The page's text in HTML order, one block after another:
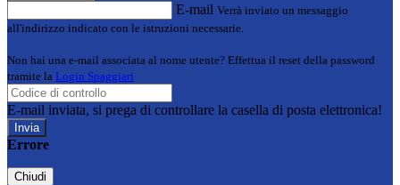
E-mail Verrà inviato un messaggio
all'indirizzo indicato con le istruzioni necessarie.
Non hai una e-mail associata al nome utente? Effettua il reset della password
tramite la Login Spaggiari
E-mail inviata, si prega di controllare la casella di posta elettronica!
Errore
Chiudi